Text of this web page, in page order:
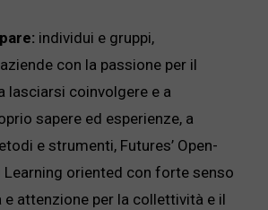
individui e gruppi,
con la passione per il
lasciarsi coinvolgere e a
sapere ed esperienze, a
e strumenti, Futures’ Open-
oriented con forte senso
attenzione per la collettività e il